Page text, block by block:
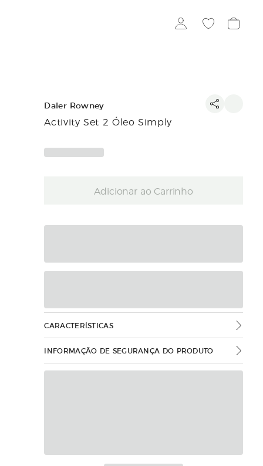
Daler Rowney
Activity Set 2 Óleo Simply
Adicionar ao Carrinho
CARACTERÍSTICAS
INFORMAÇÃO DE SEGURANÇA DO PRODUTO